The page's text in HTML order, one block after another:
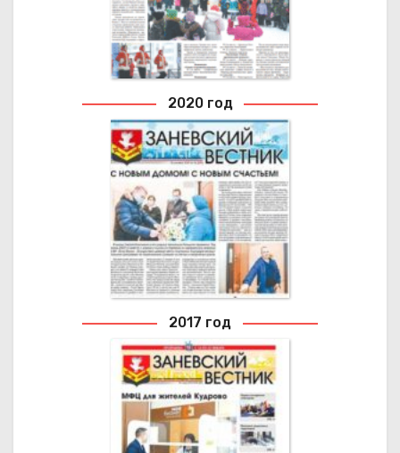
2020 год
2020 ГОД
Архивные выпуски газеты
2017 год
2017 ГОД
Архивные выпуски газеты